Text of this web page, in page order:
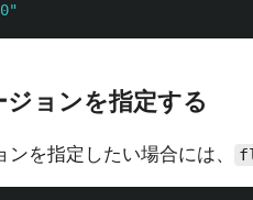
ョンを指定する
を指定したい場合には、